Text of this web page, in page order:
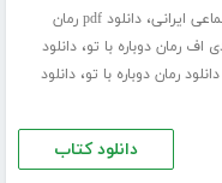
ایرانی،
دانلود pdf رمان
اف رمان دوباره با تو،دانلود
دانلود رمان دوباره با تو،دانلود
دانلود کتاب